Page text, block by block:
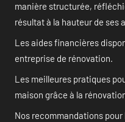
manière structurée,
résultat à la hauteur de ses
Les aides financières
entreprise de rénovation.
Les meilleures pratiques
maison grâce à la
Nos recommandations